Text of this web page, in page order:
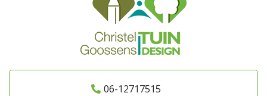
06-12717515